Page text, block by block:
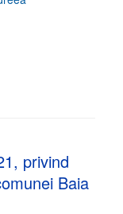
privind
Baia